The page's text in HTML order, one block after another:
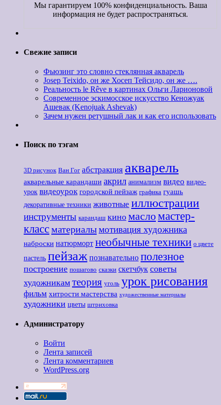
Мы гарантируем 100% конфиденциальность. Ваша
информация не будет распространяться.
Свежие записи
Фьюзинг это словно стеклянная акварель
Josep Teixido, он же Хосеп Тейсидо, он же ….
Реальность le Rêve в картинах Ольги Ларионовой
Современное эскимосское искусство Кеножуак
Ашевак (Kenojuak Ashevak)
Зачем нужен ретушный лак и как его использовать
Поиск по тэгам
3D рисунок Ван Гог абстракция акварель
акварельные карандаши акрил анимализм видео видео-
урок видеоурок городской пейзаж графика гуашь
декоративные техники животные иллюстрации
инструменты карандаш кино масломастер-
классматериалымотивация художника
наброски натюрморт необычные техники о цвете
пастель пейзаж познавательно полезное
построение пошагово сказки скетчбук советы
художникам теория уголь урок рисования
фильм хитрости мастерства художественные материалы
художники цветы штриховка
Администратору
Войти
Лента записей
Лента комментариев
WordPress.org